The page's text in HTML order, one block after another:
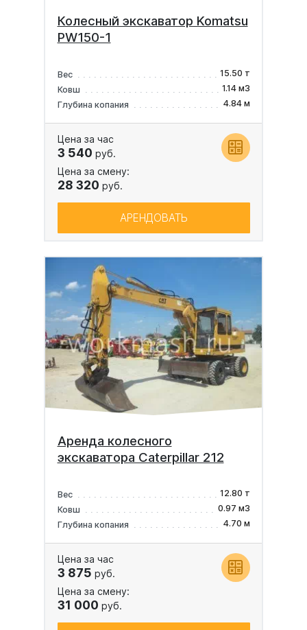
Колесный экскаватор Komatsu
PW150-1
Вес
15.50 т
Ковш
1.14 м3
Глубина копания
4.84 м
Цена за час
3 540 руб.
Цена за смену:
28 320 руб.
АРЕНДОВАТЬ
Аренда колесного
экскаватора Caterpillar 212
Вес
12.80 т
Ковш
0.97 м3
Глубина копания
4.70 м
Цена за час
3 875 руб.
Цена за смену:
31 000 руб.